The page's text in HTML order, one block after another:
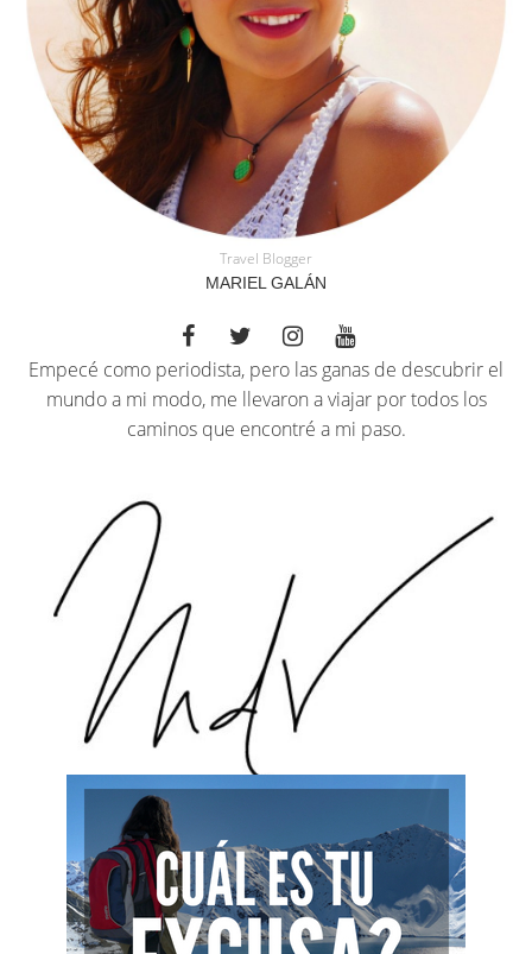
Travel Blogger
MARIEL GALÁN
Empecé como periodista, pero las ganas de descubrir el
mundo a mi modo, me llevaron a viajar por todos los
caminos que encontré a mi paso.